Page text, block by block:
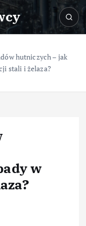
hutniczych – jak
stali i żelaza?
w